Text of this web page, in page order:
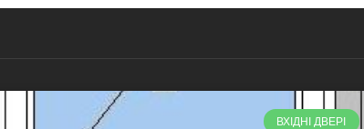
ВХІДНІ ДВЕРІ